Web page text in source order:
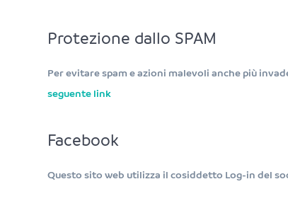
Protezione dallo SPAM
Per evitare spam e azioni malevoli anche più
seguente link
Facebook
Questo sito web utilizza il cosiddetto Log-in del